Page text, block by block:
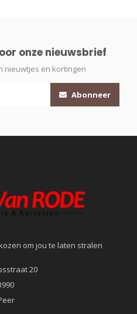
onze nieuwsbrief
nieuwtjes en kortingen
Abonneer
om jou te laten stralen
20